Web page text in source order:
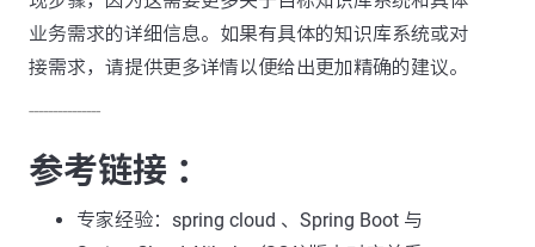
业务需求的详细信息。如果有具体的知识库系统或对
接需求，请提供更多详情以便给出更加精确的建议。
---------------
参考链接 ：
专家经验：spring cloud 、Spring Boot 与